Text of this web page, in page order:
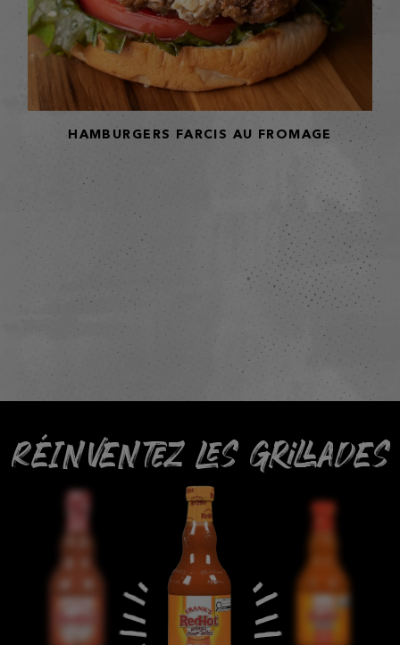
HAMBURGERS FARCIS AU FROMAGE
RÉINVENTEZ LES GRILLADES